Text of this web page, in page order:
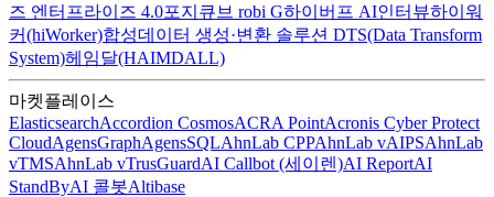
즈 엔터프라이즈 4.0포지큐브 robi G하이버프 AI인터뷰하이워
커(hiWorker)합성데이터 생성·변환 솔루션 DTS(Data Transform
System)헤임달(HAIMDALL)
마켓플레이스
ElasticsearchAccordion CosmosACRA PointAcronis Cyber Protect
CloudAgensGraphAgensSQLAhnLab CPPAhnLab vAIPSAhnLab
vTMSAhnLab vTrusGuardAI Callbot (세이렌)AI ReportAI
StandByAI 콜봇Altibase